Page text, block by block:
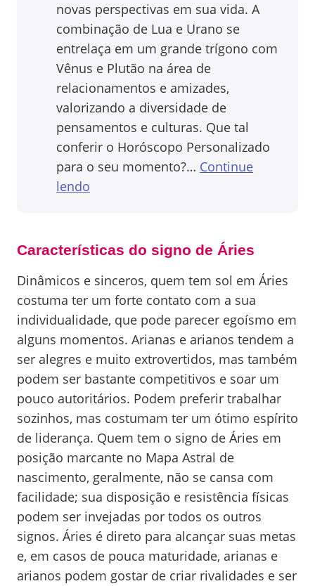
novas perspectivas em sua vida. A
combinação de Lua e Urano se
entrelaça em um grande trígono com
Vênus e Plutão na área de
relacionamentos e amizades,
valorizando a diversidade de
pensamentos e culturas. Que tal
conferir o Horóscopo Personalizado
para o seu momento?… Continue
lendo
Características do signo de Áries
Dinâmicos e sinceros, quem tem sol em Áries
costuma ter um forte contato com a sua
individualidade, que pode parecer egoísmo em
alguns momentos. Arianas e arianos tendem a
ser alegres e muito extrovertidos, mas também
podem ser bastante competitivos e soar um
pouco autoritários. Podem preferir trabalhar
sozinhos, mas costumam ter um ótimo espírito
de liderança. Quem tem o signo de Áries em
posição marcante no Mapa Astral de
nascimento, geralmente, não se cansa com
facilidade; sua disposição e resistência físicas
podem ser invejadas por todos os outros
signos. Áries é direto para alcançar suas metas
e, em casos de pouca maturidade, arianas e
arianos podem gostar de criar rivalidades e ser